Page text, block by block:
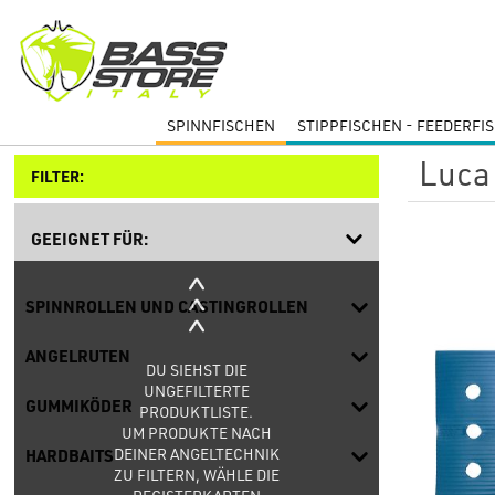
SPINNFISCHEN STIPPFISCHEN -
FILTER:
DU SIEHST DIE
UNGEFILTERTE
PRODUKTLISTE.
UM PRODUKTE NACH
DEINER ANGELTECHNIK
ZU FILTERN, WÄHLE DIE
GEEIGNET FÜR:
SPINNROLLEN UND CASTINGROLLEN
ANGELRUTEN
GUMMIKÖDER
HARDBAITS